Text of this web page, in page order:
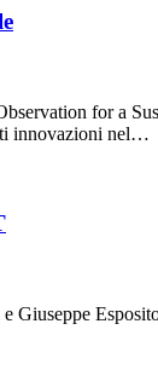
for a
innovazioni nel…